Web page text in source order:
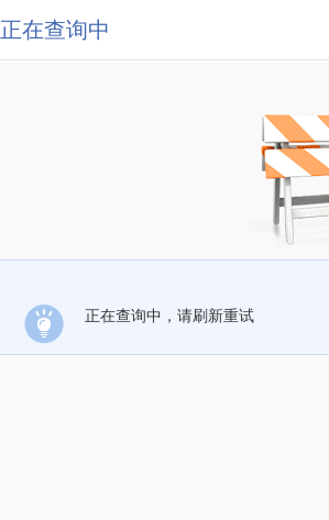
正在查询中
正在查询中，请刷新重试